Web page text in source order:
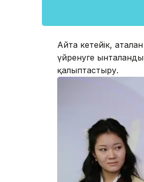
Айта кетейік,
үйренуге
қалыптастыру.